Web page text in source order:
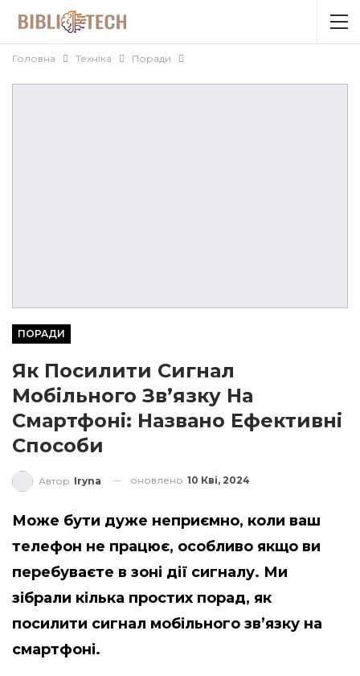
Головна Техніка Поради
ПОРАДИ
Як Посилити Сигнал
Мобільного Зв’язку На
Смартфоні: Названо Ефективні
Способи
Автор Iryna оновлено 10 Кві, 2024
Може бути дуже неприємно, коли ваш
телефон не працює, особливо якщо ви
перебуваєте в зоні дії сигналу. Ми
зібрали кілька простих порад, як
посилити сигнал мобільного зв’язку на
смартфоні.